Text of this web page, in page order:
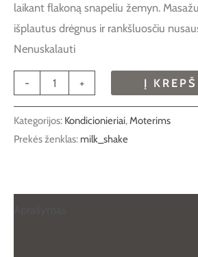
laikant flakoną snapeliu žemyn.
išplautus drėgnus ir rankšluosčiu
Nenuskalauti
- + Į
Kategorijos: Kondicionieriai,Moterims
Prekės ženklas: milk_shake